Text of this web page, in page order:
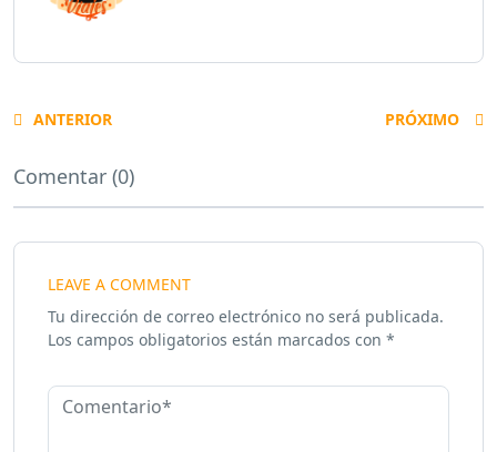
ANTERIOR PRÓXIMO
Comentar (0)
LEAVE A COMMENT
Tu dirección de correo electrónico no será publicada.
Los campos obligatorios están marcados con *